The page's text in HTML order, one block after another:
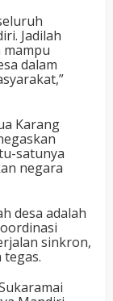
Jadilah
dalam
Karang
satunya
negara
desa adalah
sinkron,